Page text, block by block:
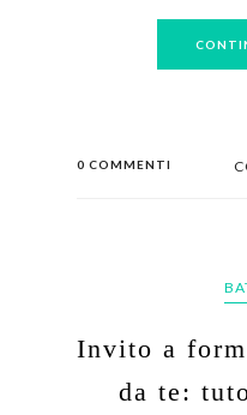
0 COMMENTI
Invito a
da te: